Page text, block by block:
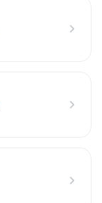
chevron_right
chevron_right
chevron_right